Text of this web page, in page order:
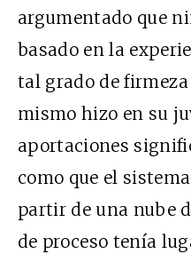
argumentado que
basado en la
tal grado de
mismo hizo en su
aportaciones
como que el
partir de una nube
de proceso tenía